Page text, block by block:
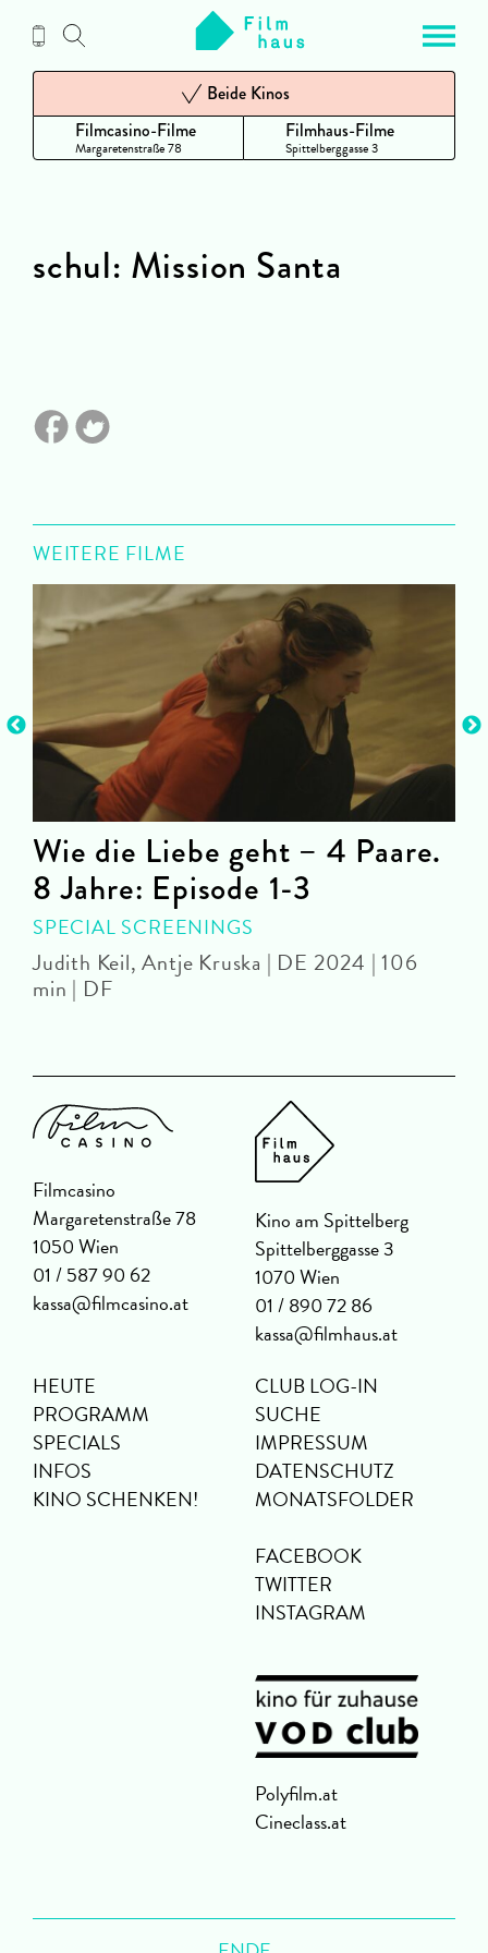
Inhalt
Filmcasino-Filme
Margaretenstraße 78
Beide Kinos
Filmhaus-Filme
Spittelberggasse 3
schul: Mission Santa
WEITERE FILME
Wie die Liebe geht – 4 Paare.
8 Jahre: Episode 1-3
SPECIAL SCREENINGS
Judith Keil, Antje Kruska | DE 2024 | 106
min | DF
Filmcasino
Margaretenstraße 78
1050 Wien
01 / 587 90 62
kassa@filmcasino.at
Kino am Spittelberg
Spittelberggasse 3
1070 Wien
01 / 890 72 86
kassa@filmhaus.at
HEUTE
PROGRAMM
SPECIALS
INFOS
KINO SCHENKEN!
CLUB LOG-IN
SUCHE
IMPRESSUM
DATENSCHUTZ
MONATSFOLDER
FACEBOOK
TWITTER
INSTAGRAM
Polyfilm.at
Cineclass.at